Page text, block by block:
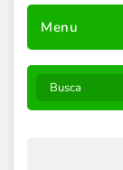
Menu